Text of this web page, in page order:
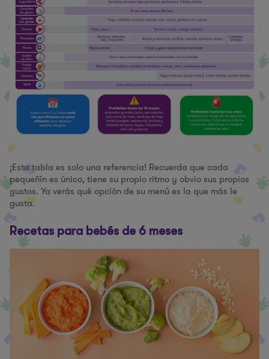
¡Esta tabla es solo una referencia! Recuerda que cada
pequeñín es único, tiene su propio ritmo y obvio sus propios
gustos. Ya verás qué opción de su menú es la que más le
gusta.
Recetas para bebés de 6 meses